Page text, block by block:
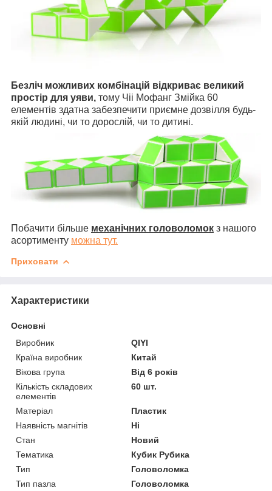
Безліч можливих комбінацій відкриває великий
простір для уяви, тому Чіі Мофанг Змійка 60
елементів здатна забезпечити приємне дозвілля будь-
якій людині, чи то дорослій, чи то дитині.
Побачити більше механічних головоломок з нашого
асортименту можна тут.
Приховати
Характеристики
Основні
Виробник
QIYI
Країна виробник
Китай
Вікова група
Від 6 років
Кількість складових
елементів
60 шт.
Матеріал
Пластик
Наявність магнітів
Ні
Стан
Новий
Тематика
Кубик Рубика
Тип
Головоломка
Тип пазла
Головоломка